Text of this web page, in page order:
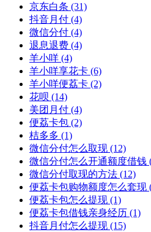
京东白条 (31)
抖音月付 (4)
微信分付 (4)
退息退费 (4)
羊小咩 (4)
羊小咩享花卡 (6)
羊小咩便荔卡 (2)
花呗 (14)
美团月付 (4)
便荔卡包 (2)
桔多多 (1)
微信分付怎么取现 (12)
微信分付怎么开通额度借钱
微信分付取现的方法 (12)
便荔卡包购物额度怎么套现
便荔卡包怎么提现 (1)
便荔卡包借钱亲身经历 (1)
抖音月付怎么提现 (15)